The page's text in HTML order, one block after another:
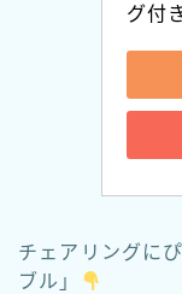
グ付
チェアリングに
ブル」